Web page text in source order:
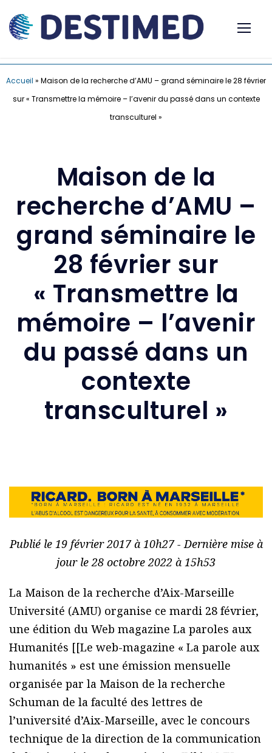
Accueil » Maison de la recherche d’AMU – grand séminaire le 28 février
sur « Transmettre la mémoire – l’avenir du passé dans un contexte
transculturel »
Maison de la
recherche d’AMU –
grand séminaire le
28 février sur
« Transmettre la
mémoire – l’avenir
du passé dans un
contexte
transculturel »
Publié le 19 février 2017 à 10h27 - Dernière mise à
jour le 28 octobre 2022 à 15h53
La Maison de la recherche d’Aix-Marseille
Université (AMU) organise ce mardi 28 février,
une édition du Web magazine La paroles aux
Humanités [[Le web-magazine « La parole aux
humanités » est une émission mensuelle
organisée par la Maison de la recherche
Schuman de la faculté des lettres de
l’université d’Aix-Marseille, avec le concours
technique de la direction de la communication